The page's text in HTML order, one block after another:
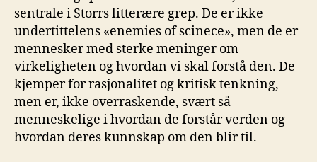
sentrale i Storrs litterære grep. De er ikke
undertittelens «enemies of scinece», men de er
mennesker med sterke meninger om
virkeligheten og hvordan vi skal forstå den. De
kjemper for rasjonalitet og kritisk tenkning,
men er, ikke overraskende, svært så
menneskelige i hvordan de forstår verden og
hvordan deres kunnskap om den blir til.